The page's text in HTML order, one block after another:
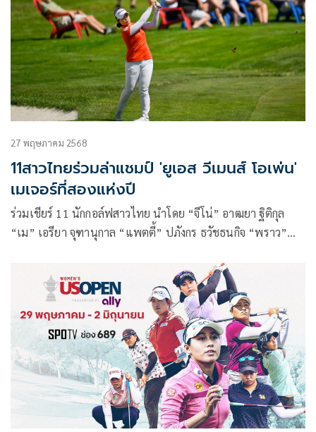
27 พฤษภาคม 2568
11สาวไทยร่วมล่าแชมป์ 'ยูเอส วีเมนส์ โอเพ่น'
เมเจอร์ที่สองแห่งปี
ร่วมเชียร์ 11 นักกอล์ฟสาวไทย นำโดย “จีโน่” อาฒยา ฐิติกุล
“เม” เอรียา จุฑานุกาล “แพตตี้” ปภังกร ธวัชธนกิจ “พราว”
ปุระ “เปียโน” อาภิชญา ยุบล “โม” โมรียา จุฑานุกาล “แจน” วิ
ชาณี มีชัย รวมทั้งสองนักกอล์ฟที่ผ่านการเล่นคัดเลือก นิชา กันภัย
และ ณภัทร เลิศศาสตร์วัฒนา ที่ผ่านการเล่นคัดเลือก ร่วมไล่ล่า
แชมป์เมเจอร์ที่สองแห่งปี “ยูเอส วีเมนส์ โอเพ่น พรีเซ็นเต็ด
บาย แอลลาย” ที่รัฐวิสคอนซิน ประเทศสหรัฐอเมริกา สัปดาห์นี้